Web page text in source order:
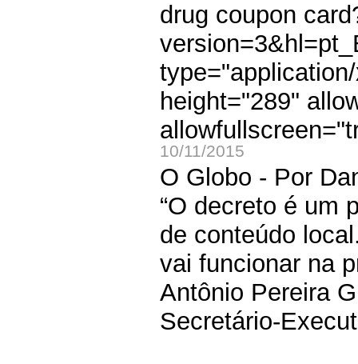
drug coupon card
height="289"
10/11/2015
O Globo - Por
“O decreto é um
de conteúdo
vai funcionar na
Antônio Pereira
Secretário-